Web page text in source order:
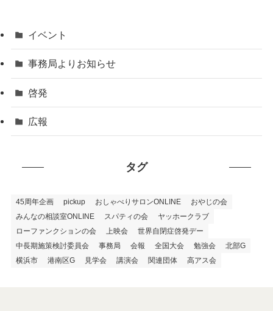
イベント
事務局よりお知らせ
啓発
広報
タグ
45周年企画 pickup おしゃべりサロンONLINE
おやじの会
みんなの相談室ONLINE
スパティの会
ヤッホークラブ
ローファンクションの会
上映会
世界自閉症啓発デー
中長期施策検討委員会
事務局 会報 全国大会 勉強会
北部G
横浜市
港南区G 見学会 講演会 関連団体 高アス会